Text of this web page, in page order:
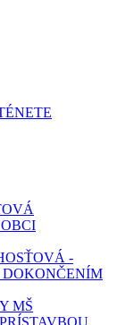
-
DOKONČENÍM
MŠ